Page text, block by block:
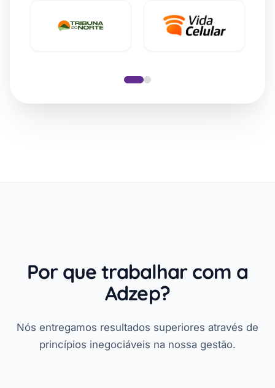
Por que trabalhar com a
Adzep?
Nós entregamos resultados superiores através de
princípios inegociáveis na nossa gestão.